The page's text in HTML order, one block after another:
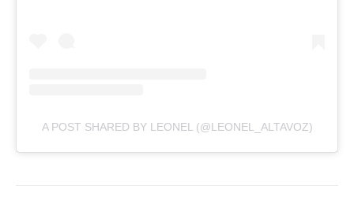
A POST SHARED BY LEONEL (@LEONEL_ALTAVOZ)